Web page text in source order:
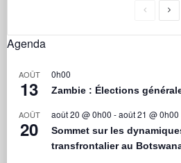
Agenda
AOÛT
13
0h00
Zambie : Élections
AOÛT
20
août 20 @ 0h00 -août 21 @ 0h00
Sommet sur les
transfrontalier au